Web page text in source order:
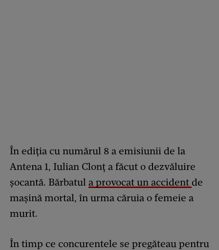
În ediția cu numărul 8 a emisiunii de la
Antena 1, Iulian Clonț a făcut o dezvăluire
șocantă. Bărbatul a provocat un accident de
mașină mortal, în urma căruia o femeie a
murit.
În timp ce concurentele se pregăteau pentru